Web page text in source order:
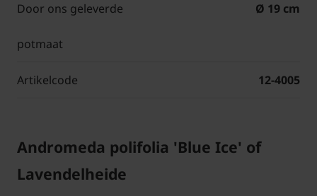
Door ons geleverde
potmaat
Ø 19 cm
Artikelcode 12-4005
Andromeda polifolia 'Blue Ice' of
Lavendelheide